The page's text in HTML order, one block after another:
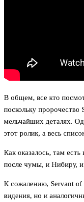
В общем, все кто
поскольку
мельчайших деталях.
этот ролик, а весь
Как оказалось, там
после чумы, и Нибиру,
К сожалению, Servant of
видения, но и